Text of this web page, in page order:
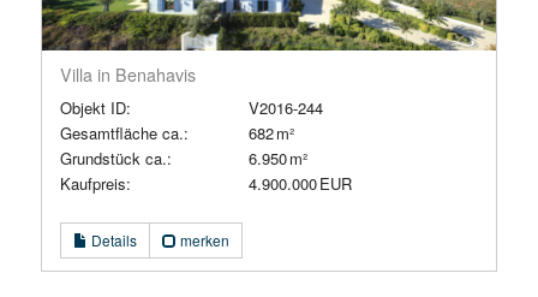
Villa in Benahavis
Objekt ID:
V2016-244
Gesamtfläche ca.:
682 m²
Grund­stück ca.:
6.950 m²
Kaufpreis:
4.900.000 EUR
Details merken